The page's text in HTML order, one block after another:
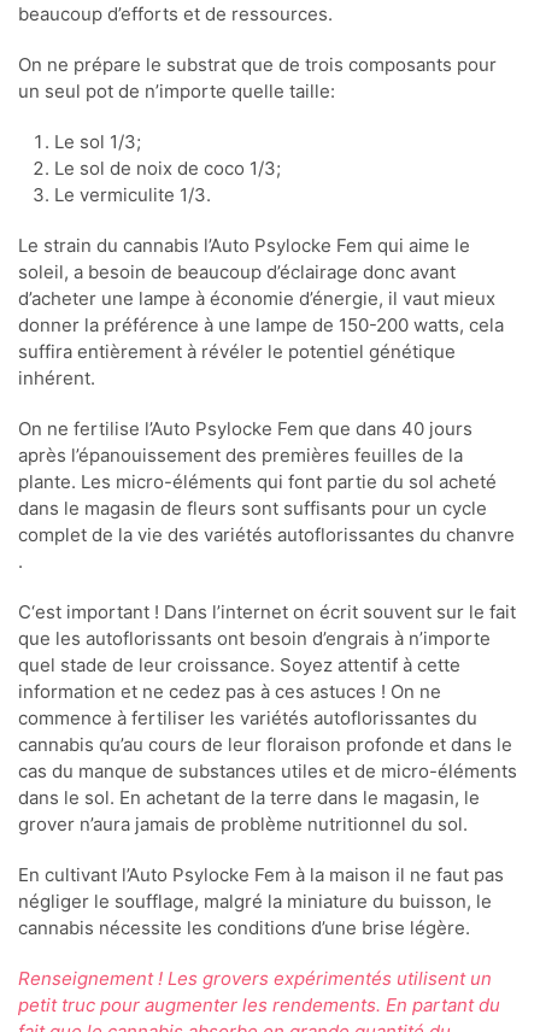
beaucoup d’efforts et de ressources.
On ne prépare le substrat que de trois composants pour
un seul pot de n’importe quelle taille:
Le sol 1/3;
Le sol de noix de coco 1/3;
Le vermiculite 1/3.
Le strain du cannabis l’Auto Psylocke Fem qui aime le
soleil, a besoin de beaucoup d’éclairage donc avant
d’acheter une lampe à économie d’énergie, il vaut mieux
donner la préférence à une lampe de 150-200 watts, cela
suffira entièrement à révéler le potentiel génétique
inhérent.
On ne fertilise l’Auto Psylocke Fem que dans 40 jours
après l’épanouissement des premières feuilles de la
plante. Les micro-éléments qui font partie du sol acheté
dans le magasin de fleurs sont suffisants pour un cycle
complet de la vie des variétés autoflorissantes du chanvre
.
C‘est important ! Dans l’internet on écrit souvent sur le fait
que les autoflorissants ont besoin d’engrais à n’importe
quel stade de leur croissance. Soyez attentif à cette
information et ne cedez pas à ces astuces ! On ne
commence à fertiliser les variétés autoflorissantes du
cannabis qu’au cours de leur floraison profonde et dans le
cas du manque de substances utiles et de micro-éléments
dans le sol. En achetant de la terre dans le magasin, le
grover n’aura jamais de problème nutritionnel du sol.
En cultivant l’Auto Psylocke Fem à la maison il ne faut pas
négliger le soufflage, malgré la miniature du buisson, le
cannabis nécessite les conditions d’une brise légère.
Renseignement ! Les grovers expérimentés utilisent un
petit truc pour augmenter les rendements. En partant du